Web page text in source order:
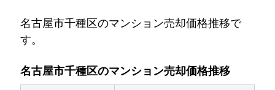
池園町
5,800万円
本山(愛知)
池園町
池園町
320万円
本山(愛知)
名古屋市千種区のマンション売却価格推移で
す。
名古屋市千種区のマンション売却価格推移